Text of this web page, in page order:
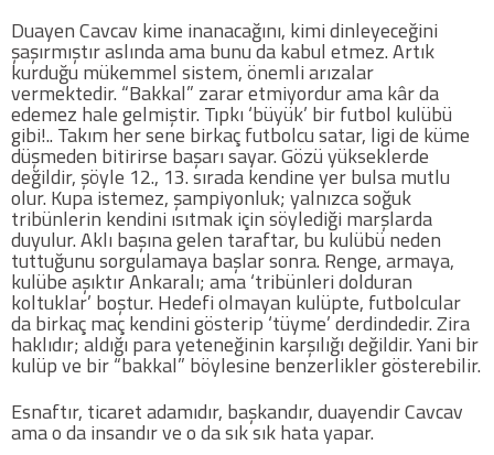
Sosyal Medya
Facebook
Twitter
Google Plus
Instagram
Hakkımızda
Duayen Cavcav kime inanacağını, kimi dinleyeceğini
şaşırmıştır aslında ama bunu da kabul etmez. Artık
kurduğu mükemmel sistem, önemli arızalar
vermektedir. “Bakkal” zarar etmiyordur ama kâr da
edemez hale gelmiştir. Tıpkı ‘büyük’ bir futbol kulübü
gibi!.. Takım her sene birkaç futbolcu satar, ligi de küme
düşmeden bitirirse başarı sayar. Gözü yükseklerde
değildir, şöyle 12., 13. sırada kendine yer bulsa mutlu
olur. Kupa istemez, şampiyonluk; yalnızca soğuk
tribünlerin kendini ısıtmak için söylediği marşlarda
duyulur. Aklı başına gelen taraftar, bu kulübü neden
tuttuğunu sorgulamaya başlar sonra. Renge, armaya,
kulübe aşıktır Ankaralı; ama ‘tribünleri dolduran
koltuklar’ boştur. Hedefi olmayan kulüpte, futbolcular
da birkaç maç kendini gösterip ‘tüyme’ derdindedir. Zira
haklıdır; aldığı para yeteneğinin karşılığı değildir. Yani bir
kulüp ve bir “bakkal” böylesine benzerlikler gösterebilir.
Esnaftır, ticaret adamıdır, başkandır, duayendir Cavcav
ama o da insandır ve o da sık sık hata yapar.